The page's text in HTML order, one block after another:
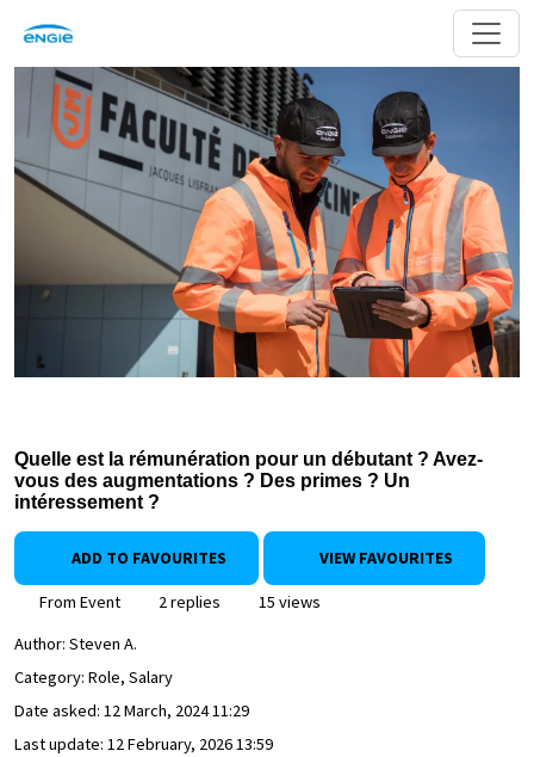
Quelle est la rémunération pour un débutant ? Avez-
vous des augmentations ? Des primes ? Un
intéressement ?
ADD TO FAVOURITES VIEW FAVOURITES
From Event 2 replies
15 views
Author: Steven A.
Category: Role, Salary
Date asked: 12 March, 2024 11:29
Last update: 12 February, 2026 13:59